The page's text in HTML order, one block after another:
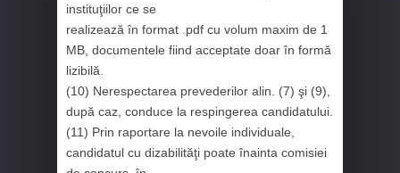
instituţiilor ce se
realizează în format .pdf cu volum maxim de 1
MB, documentele fiind acceptate doar în formă
lizibilă.
(10) Nerespectarea prevederilor alin. (7) şi (9),
după caz, conduce la respingerea candidatului.
(11) Prin raportare la nevoile individuale,
candidatul cu dizabilităţi poate înainta comisiei